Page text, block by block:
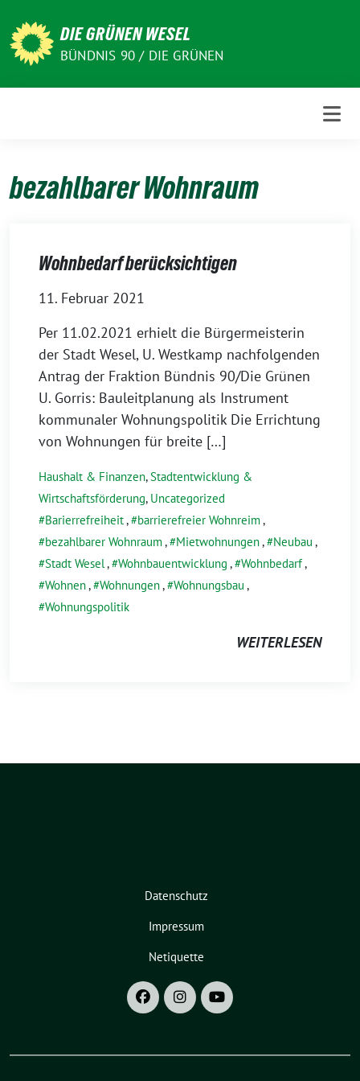
zum
Inhalt
DIE GRÜNEN WESEL
BÜNDNIS 90 / DIE GRÜNEN
bezahlbarer Wohnraum
Wohnbedarf berücksichtigen
11. Februar 2021
Per 11.02.2021 erhielt die Bürgermeisterin
der Stadt Wesel, U. Westkamp nachfolgenden
Antrag der Fraktion Bündnis 90/Die Grünen
U. Gorris: Bauleitplanung als Instrument
kommunaler Wohnungspolitik Die Errichtung
von Wohnungen für breite […]
Haushalt & Finanzen,Stadtentwicklung &
Wirtschaftsförderung, Uncategorized
Barierrefreiheit, barrierefreier Wohnreim,
bezahlbarer Wohnraum, Mietwohnungen, Neubau ,
Stadt Wesel, Wohnbauentwicklung , Wohnbedarf,
Wohnen, Wohnungen, Wohnungsbau ,
Wohnungspolitik
WEITERLESEN
Datenschutz
Impressum
Netiquette